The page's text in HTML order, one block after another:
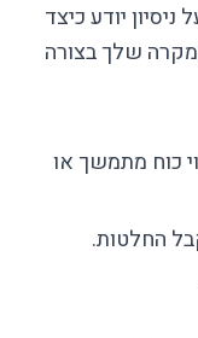
יודע כיצד
שלך בצורה
כוח מתמשך או
החלטות.